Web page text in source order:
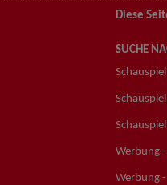
Diese
SUCHE
Werbung
Werbung